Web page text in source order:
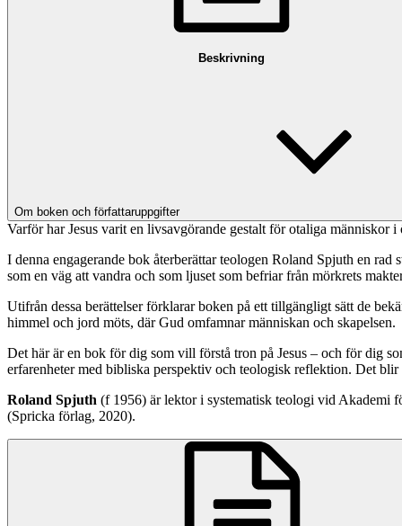
Beskrivning
Om boken och författaruppgifter
Varför har Jesus varit en livsavgörande gestalt för otaliga människor i
I denna engagerande bok återberättar teologen Roland Spjuth en
som en väg att vandra och som ljuset som befriar från mörkrets
Utifrån dessa berättelser förklarar boken på ett tillgängligt sätt de
himmel och jord möts, där Gud omfamnar människan och skapelsen.
Det här är en bok för dig som vill förstå tron på Jesus – och för dig
erfarenheter med bibliska perspektiv och teologisk reflektion. Det
Roland Spjuth (f 1956) är lektor i systematisk teologi vid Akademi
(Spricka förlag, 2020).